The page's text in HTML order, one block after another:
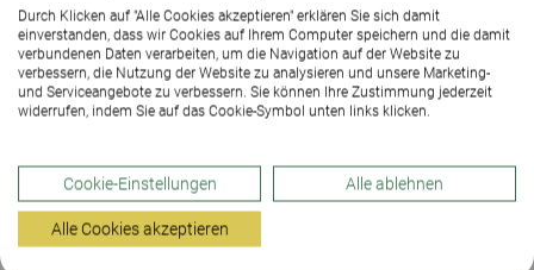
KONTAKT
Materialien Downloads (3)
Durch Klicken auf "Alle Cookies akzeptieren" erklären Sie sich damit
einverstanden, dass wir Cookies auf Ihrem Computer speichern und die damit
verbundenen Daten verarbeiten, um die Navigation auf der Website zu
verbessern, die Nutzung der Website zu analysieren und unsere Marketing-
und Serviceangebote zu verbessern. Sie können Ihre Zustimmung jederzeit
widerrufen, indem Sie auf das Cookie-Symbol unten links klicken.
Cookie-Einstellungen Alle ablehnen
Alle Cookies akzeptieren